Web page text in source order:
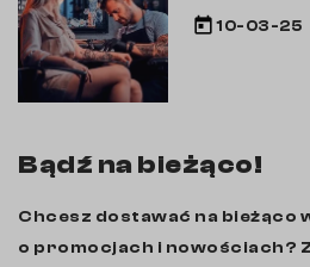
today 10-03-25
Bądź na bieżąco!
Chcesz dostawać na
o promocjach i nowościach?